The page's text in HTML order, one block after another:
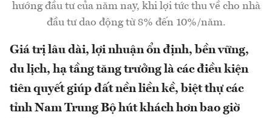
hướng đầu tư của năm nay, khi lợi tức thu về cho nhà
đầu tư dao động từ 8% đến 10%/năm.
Giá trị lâu dài, lợi nhuận ổn định, bền vững,
du lịch, hạ tầng tăng trưởng là các điều kiện
tiên quyết giúp đất nền liền kề, biệt thự các
tỉnh Nam Trung Bộ hút khách hơn bao giờ